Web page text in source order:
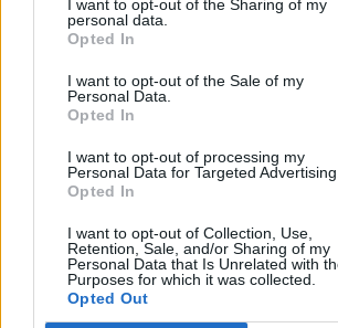
I want to opt-out of the Sharing of my
personal data.
Opted In
I want to opt-out of the Sale of my
Personal Data.
Opted In
I want to opt-out of processing my
Personal Data for Targeted Advertising.
Opted In
I want to opt-out of Collection, Use,
Retention, Sale, and/or Sharing of my
Personal Data that Is Unrelated with
Purposes for which it was collected.
Opted Out